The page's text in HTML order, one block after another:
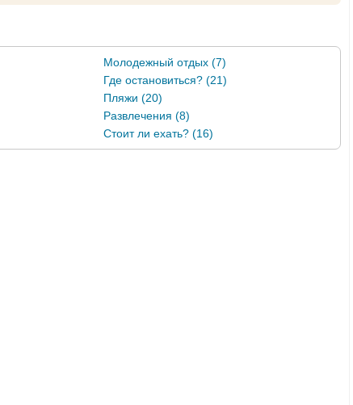
Молодежный отдых (7)
Где остановиться? (21)
Пляжи (20)
Развлечения (8)
Стоит ли ехать? (16)